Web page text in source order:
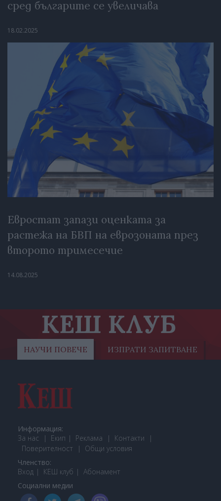
сред българите се увеличава
18.02.2025
Евростат запази оценката за
растежа на БВП на еврозоната през
второто тримесечие
14.08.2025
КЕШ КЛУБ
НАУЧИ ПОВЕЧЕ ИЗПРАТИ ЗАПИТВАНЕ
Информация:
За нас
Екип Реклама
Контакти
Поверителност
Общи условия
Членство:
Вход
КЕШ клуб Абонамент
Социални медии